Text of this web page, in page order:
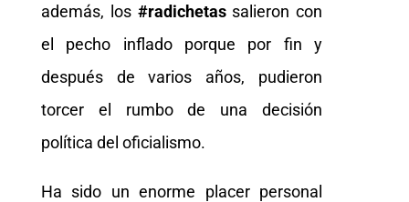
además, los #radichetassalieron con
el pecho inflado porque por fin y
después de varios años, pudieron
torcer el rumbo de una decisión
política del oficialismo.
Ha sido un enorme placer personal